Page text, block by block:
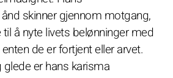
skinner gjennom motgang,
å nyte livets belønninger med
de er fortjent eller arvet.
er hans karisma